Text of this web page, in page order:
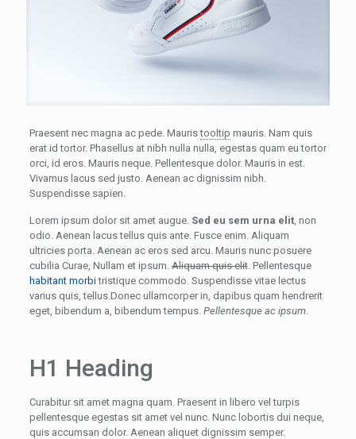
Praesent nec magna ac pede. Mauristooltip mauris. Nam quis
erat id tortor. Phasellus at nibh nulla nulla, egestas quam eu tortor
orci, id eros. Mauris neque. Pellentesque dolor. Mauris in est.
Vivamus lacus sed justo. Aenean ac dignissim nibh.
Suspendisse sapien.
Lorem ipsum dolor sit amet augue. Sed eu sem urna elit, non
odio. Aenean lacus tellus quis ante. Fusce enim. Aliquam
ultricies porta. Aenean ac eros sed arcu. Mauris nunc posuere
cubilia Curae, Nullam et ipsum.Aliquam quis elit. Pellentesque
habitant morbitristique commodo. Suspendisse vitae lectus
varius quis, tellus.Donec ullamcorper in, dapibus quam hendrerit
eget, bibendum a, bibendum tempus. Pellentesque ac ipsum.
H1 Heading
Curabitur sit amet magna quam. Praesent in libero vel turpis
pellentesque egestas sit amet vel nunc. Nunc lobortis dui neque,
quis accumsan dolor. Aenean aliquet dignissim semper.